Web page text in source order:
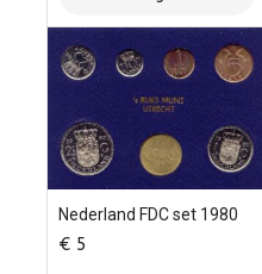
Winkelwagen
Nederland FDC set 1980
€ 5